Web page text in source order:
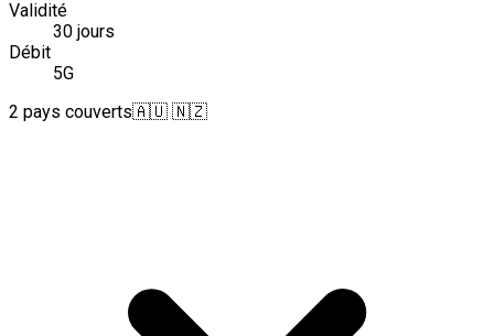
Validité
30 jours
Débit
5G
2 pays couverts🇦🇺 🇳🇿